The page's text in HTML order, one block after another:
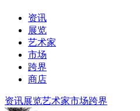
资讯
展览
艺术家
市场
跨界
商店
资讯展览艺术家市场跨界